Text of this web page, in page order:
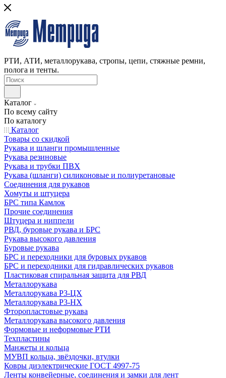
РТИ, АТИ, металлорукава, стропы, цепи, стяжные ремни,
полога и тенты.
Каталог
По всему сайту
По каталогу
Каталог
Товары со скидкой
Рукава и шланги промышленные
Рукава резиновые
Рукава и трубки ПВХ
Рукава (шланги) силиконовые и полиуретановые
Соединения для рукавов
Хомуты и штуцера
БРС типа Камлок
Прочие соединения
Штуцера и ниппели
РВД, буровые рукава и БРС
Рукава высокого давления
Буровые рукава
БРС и переходники для буровых рукавов
БРС и переходники для гидравлических рукавов
Пластиковая спиральная защита для РВД
Металлорукава
Металлорукава Р3-ЦХ
Металлорукава Р3-НХ
Фторопластовые рукава
Металлорукава высокого давления
Формовые и неформовые РТИ
Техпластины
Манжеты и кольца
МУВП кольца, звёздочки, втулки
Ковры диэлектрические ГОСТ 4997-75
Ленты конвейерные, соединения и замки для лент